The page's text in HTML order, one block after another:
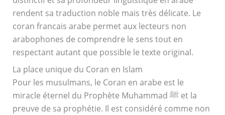
rendent sa traduction noble mais très délicate. Le
coran francais arabe permet aux lecteurs non
arabophones de comprendre le sens tout en
respectant autant que possible le texte original.
La place unique du Coran en Islam
Pour les musulmans, le Coran en arabe est le
miracle éternel du Prophète Muhammad ﷺ et la
preuve de sa prophétie. Il est considéré comme non